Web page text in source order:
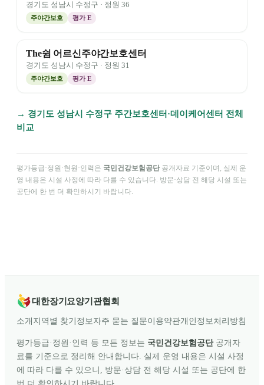
경기도 성남시 수정구 · 정원 36
주야간보호 평가E
The쉼 어르신주야간보호센터
경기도 성남시 수정구 · 정원 31
주야간보호 평가E
→ 경기도 성남시 수정구 주간보호센터·데이케어센터 전체
비교
평가등급·정원·현원·인력은 국민건강보험공단 공개자료 기준이며, 실제 운
영 내용은 시설 사정에 따라 다를 수 있습니다. 방문·상담 전 해당 시설 또는
공단에 한 번 더 확인하시기 바랍니다.
대한장기요양기관협회
소개 지역별 찾기 정보자주 묻는 질문이용약관개인정보처리방침
평가등급·정원·인력 등 모든 정보는 국민건강보험공단공개자
료를 기준으로 정리해 안내합니다. 실제 운영 내용은 시설 사정
에 따라 다를 수 있으니, 방문·상담 전 해당 시설 또는 공단에 한